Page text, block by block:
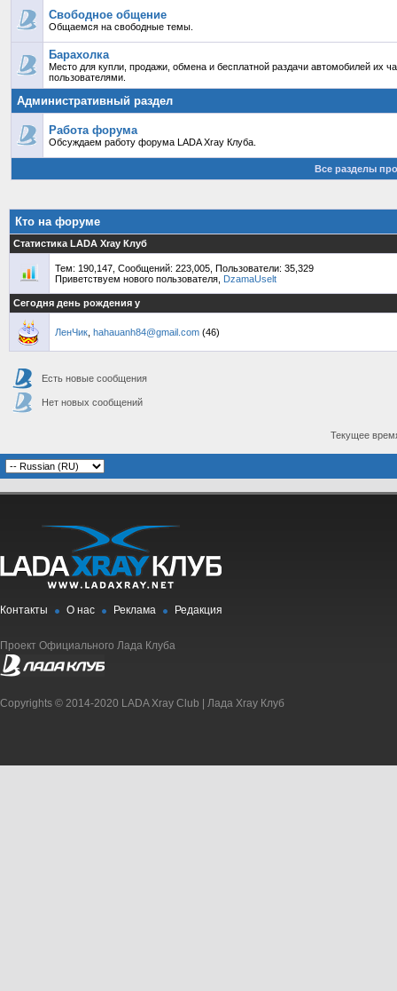
Свободное общение
Общаемся на свободные темы.
Барахолка
Место для купли, продажи, обмена и бесплатной раздачи автомобилей их
пользователями.
Административный раздел
Работа форума
Обсуждаем работу форума LADA Xray Клуба.
Все разделы
Кто на форуме
Статистика LADA Xray Клуб
Тем: 190,147, Сообщений: 223,005, Пользователи: 35,329
Приветствуем нового пользователя, DzamaUselt
Сегодня день рождения у
ЛенЧик hahauanh84@gmail.com (46)
Есть новые сообщения
Нет новых сообщений
Текущее
Контакты О нас Реклама Редакция
Проект Официального Лада Клуба
Copyrights © 2014-2020 LADA Xray Club | Лада Xray Клуб